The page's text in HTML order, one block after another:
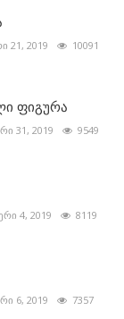
21, 2019 10091
ფიგურა
31, 2019 9549
4, 2019 8119
6, 2019 7357